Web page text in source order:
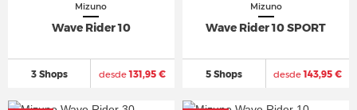
Mizuno
Wave Rider 10
3 Shops desde131,95 €
Mizuno
Wave Rider 10 SPORT
5 Shops desde143,95 €